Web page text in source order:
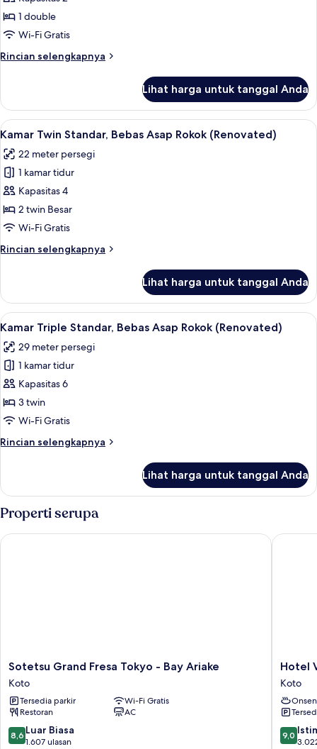
Double
Standar,
Asap
1 double
Wi-Fi Gratis
Rincian selengkapnya
Rincian
Kamar
Double
Standar,
Asap
Rokok
(Renovated)
Lihat harga untuk tanggal Anda
Lihat
semua
foto
untuk
Kamar
Twin
Standar,
Asap
Kamar Twin Standar, Bebas Asap
4
Kamar Twin Standar, Bebas Asap Rokok (Renovated)
22 meter persegi
1 kamar tidur
Kapasitas 4
2 twin Besar
Wi-Fi Gratis
Rincian selengkapnya
Rincian
Kamar
Twin
Standar,
Asap
Rokok
(Renovated)
Lihat harga untuk tanggal Anda
Lihat
semua
foto
untuk
Kamar
Triple
Standar,
Asap
Kamar Triple Standar, Bebas Asap
4
Kamar Triple Standar, Bebas Asap Rokok (Renovated)
29 meter persegi
1 kamar tidur
Kapasitas 6
3 twin
Wi-Fi Gratis
Rincian selengkapnya
Rincian
Kamar
Triple
Standar,
Bebas
Asap
Lihat harga untuk tanggal Anda
Properti serupa
Sotetsu
Grand
Fresa
Tokyo
-
Bay
Ariake
Sotetsu Grand Fresa Tokyo - Bay Ariake
Koto
Tersedia parkir
Wi-Fi Gratis
Restoran
AC
8.6
dari
8,6 Luar Biasa
1.607 ulasan
Sotetsu Grand Fresa Tokyo - Bay Ariake
Hotel
Villa
Fontaine
Grand
Tokyo-
ariake
Koto
Hotel
Koto
Onsen
9.0
dari
9,0
Hotel